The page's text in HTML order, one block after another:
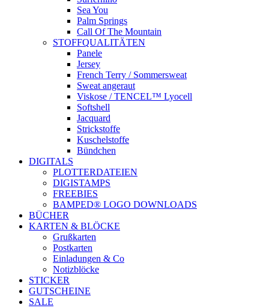
Sea You
Palm Springs
Call Of The Mountain
STOFFQUALITÄTEN
Panele
Jersey
French Terry / Sommersweat
Sweat angeraut
Viskose / TENCEL™ Lyocell
Softshell
Jacquard
Strickstoffe
Kuschelstoffe
Bündchen
DIGITALS
PLOTTERDATEIEN
DIGISTAMPS
FREEBIES
BAMPED® LOGO DOWNLOADS
BÜCHER
KARTEN & BLÖCKE
Grußkarten
Postkarten
Einladungen & Co
Notizblöcke
STICKER
GUTSCHEINE
SALE